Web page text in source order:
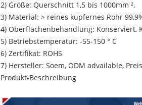
2) Größe: Querschnitt 1,5 bis 1000mm ².
3) Material: > reines kupfernes Rohr
4) Oberflächenbehandlung: Konserviert,
5) Betriebstemperatur: -55-150 ° C
6) Zertifikat: ROHS
7) Hersteller: Soem, ODM advailable,
Produkt-Beschreibung